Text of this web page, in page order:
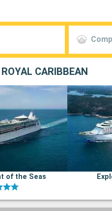
CARIBBEAN
of the Seas